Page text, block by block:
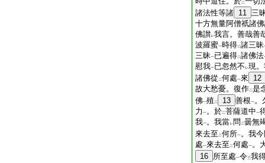
二
諸法性等諸 11 三
十方無量阿僧祇諸
佛讃レ我言。善哉善
波羅蜜一時得二諸三昧
三昧一已遍得二諸佛法
慰我一已忽然不 レ現
諸佛從 二何處一來
12
故大愁憂。復作二是
佛一殖 二 13 善根一。
力 一。於二菩薩道中一
我一。我當レ問 二曇無
來去至 二何所一。我
處一來去至 二何處一。
16 所至處一令三我